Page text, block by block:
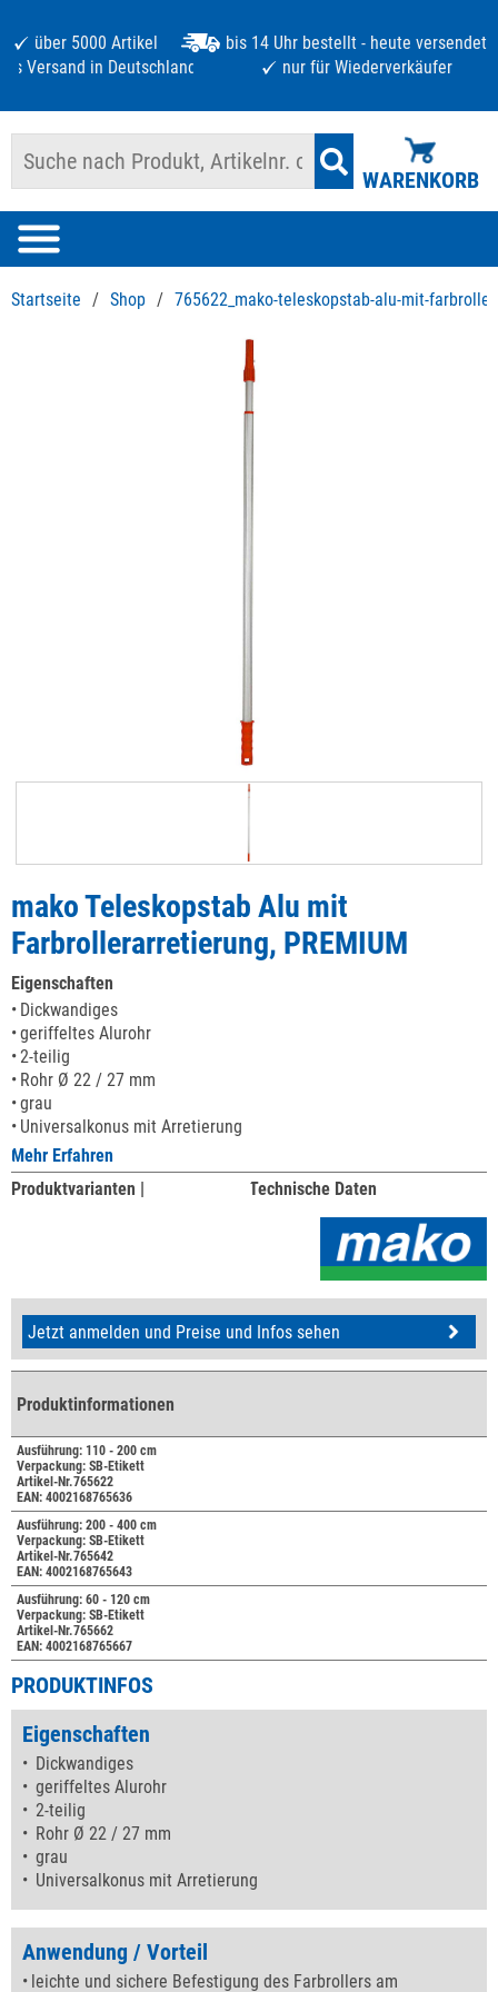
über 5000 Artikel
bis 14 Uhr bestellt - heute versendet
Versand in Deutschland ab 125 €
nur für Wiederverkäufer
WARENKORB
Startseite / Shop / 765622_mako-teleskopstab-alu-mit-
mako Teleskopstab Alu mit
Farbrollerarretierung, PREMIUM
Eigenschaften
Dickwandiges
geriffeltes Alurohr
2-teilig
Rohr Ø 22 / 27 mm
grau
Universalkonus mit Arretierung
Mehr Erfahren
Produktvarianten |
Technische Daten
Jetzt anmelden und Preise und Infos sehen
Produktinformationen
Ausführung: 110 - 200 cm
Verpackung: SB-Etikett
Artikel-Nr.765622
EAN: 4002168765636
Ausführung: 200 - 400 cm
Verpackung: SB-Etikett
Artikel-Nr.765642
EAN: 4002168765643
Ausführung: 60 - 120 cm
Verpackung: SB-Etikett
Artikel-Nr.765662
EAN: 4002168765667
PRODUKTINFOS
Eigenschaften
Dickwandiges
geriffeltes Alurohr
2-teilig
Rohr Ø 22 / 27 mm
grau
Universalkonus mit Arretierung
Anwendung / Vorteil
leichte und sichere Befestigung des Farbrollers am